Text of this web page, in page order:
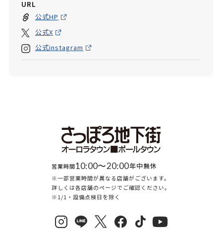
URL
公式HP
公式X
公式instagram
営業時間10:00〜20:00年中無休
※一部営業時間が異なる店舗がございます。
詳しくは各店舗のページでご確認ください。
※1/1・設備点検日を除く